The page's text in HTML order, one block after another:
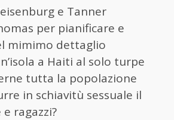
e Tanner
per pianificare e
mimimo dettaglio
a Haiti al solo turpe
tutta la popolazione
in schiavitù sessuale il
ragazzi?